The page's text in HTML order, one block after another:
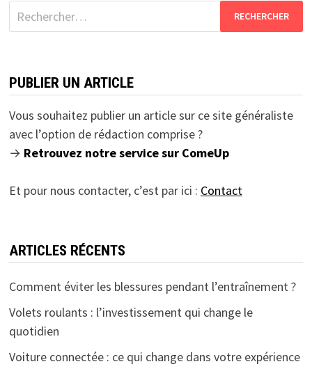
Rechercher :
PUBLIER UN ARTICLE
Vous souhaitez publier un article sur ce site généraliste
avec l’option de rédaction comprise ?
→ Retrouvez notre service sur ComeUp
Et pour nous contacter, c’est par ici : Contact
ARTICLES RÉCENTS
Comment éviter les blessures pendant l’entraînement ?
Volets roulants : l’investissement qui change le
quotidien
Voiture connectée : ce qui change dans votre expérience